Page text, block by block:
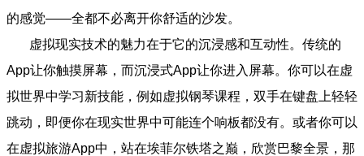
的感觉——全都不必离开你舒适的沙发。
虚拟现实技术的魅力在于它的沉浸感和互动性。传统的
App让你触摸屏幕，而沉浸式App让你进入屏幕。你可以在虚
拟世界中学习新技能，例如虚拟钢琴课程，双手在键盘上轻轻
跳动，即便你在现实世界中可能连个响板都没有。或者你可以
在虚拟旅游App中，站在埃菲尔铁塔之巅，欣赏巴黎全景，那